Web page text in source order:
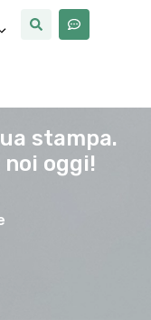
stampa.
oggi!